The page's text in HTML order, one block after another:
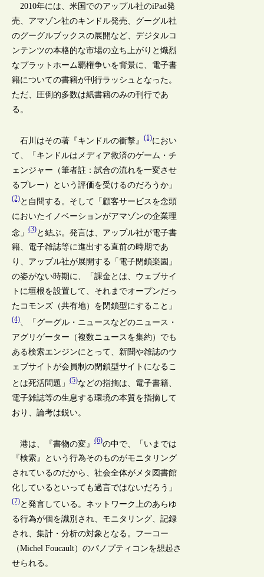
2010年には、米国でのアップル社のiPad発
売、アマゾン社のキンドル発売、グーグル社
のグーグルブックスの展開など、デジタルコ
ンテンツの本格的な市場の立ち上がりと熾烈
なプラットホーム覇権争いを背景に、電子書
籍についての書籍が刊行ラッシュとなった。
ただ、圧倒的多数は紙書籍のみの刊行であ
る。
石川はその著『キンドルの衝撃』(1)におい
て、「キンドルはメディア救済のゲーム・チ
ェンジャー（筆者註：試合の流れを一変させ
るプレー）という評価を受けるのだろうか」
(2)と自問する。そして「顧客サービスを念頭
においたイノベーションがアマゾンの企業理
念」(3)と結ぶ。発言は、アップル社が電子書
籍、電子雑誌等に進出する直前の時期であ
り、アップル社が展開する「電子閉鎖楽園」
の姿がない時期に、「課金とは、ウェブサイ
トに垣根を設置して、それまでオープンだっ
たコモンズ（共有地）を閉鎖型にすること」
(4)、「グーグル・ニュースなどのニュース・
アグリゲーター（複数ニュースを集約）でも
ある検索エンジンにとって、新聞や雑誌のウ
ェブサイトが会員制の閉鎖型サイトになるこ
とは死活問題」(5)などの指摘は、電子書籍、
電子雑誌等の生息する環境の本質を指摘して
おり、論考は鋭い。
港は、『書物の変』(6)の中で、「いまでは
『検索』という行為そのものがモニタリング
されているのだから、社会全体がメタ図書館
化しているといっても過言ではないだろう」
(7)と発言している。ネットワーク上のあらゆ
る行為が個を識別され、モニタリング、記録
され、集計・分析の対象となる。フーコー
（Michel Foucault）のパノプティコンを想起さ
せられる。